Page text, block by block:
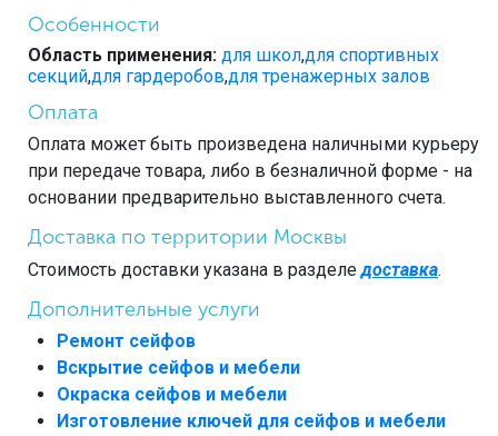
Особенности
Область применения: для школ,для спортивных
секций,для гардеробов,для тренажерных залов
Оплата
Оплата может быть произведена наличными курьеру
при передаче товара, либо в безналичной форме - на
основании предварительно выставленного счета.
Доставка по территории Москвы
Стоимость доставки указана в разделедоставка.
Дополнительные услуги
Ремонт сейфов
Вскрытие сейфов и мебели
Окраска сейфов и мебели
Изготовление ключей для сейфов и мебели